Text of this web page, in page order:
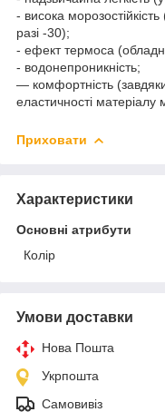
- висока
разі -30);
- ефект термоса
- водонепроникність;
— комфортність
еластичності матеріалу
Приховати
Характеристики
Основні атрибути
Колір
Умови доставки
Нова Пошта
Укрпошта
Самовивіз